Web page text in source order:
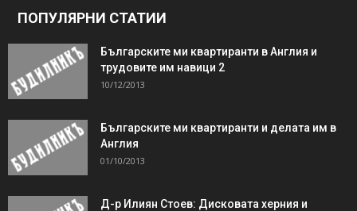
ПОПУЛЯРНИ СТАТИИ
Българските ми квартиранти в Англия и
трудовите им навици 2
10/12/2013
Българските ми квартиранти и делата им в
Англия
01/10/2013
Д-р Илиян Стоев: Дисковата херния и